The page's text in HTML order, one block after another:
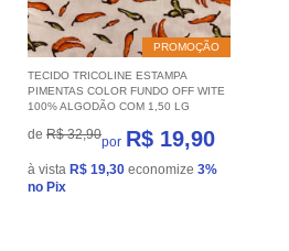
PROMOÇÃO
TECIDO TRICOLINE ESTAMPA
PIMENTAS COLOR FUNDO OFF WITE
100% ALGODÃO COM 1,50 LG
de R$ 32,90por R$ 19,90
à vista R$ 19,30 economize 3%
no Pix